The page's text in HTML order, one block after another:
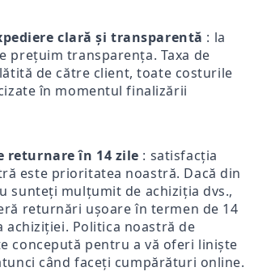
clară și transparentă : la
prețuim transparența. Taxa de
de către client, toate costurile
în momentul finalizării
returnare în 14 zile : satisfacția
este prioritatea noastră. Dacă din
sunteți mulțumit de achiziția dvs.,
returnări ușoare în termen de 14
achiziției. Politica noastră de
concepută pentru a vă oferi liniște
când faceți cumpărături online.